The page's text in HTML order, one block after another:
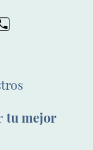
tu mejor